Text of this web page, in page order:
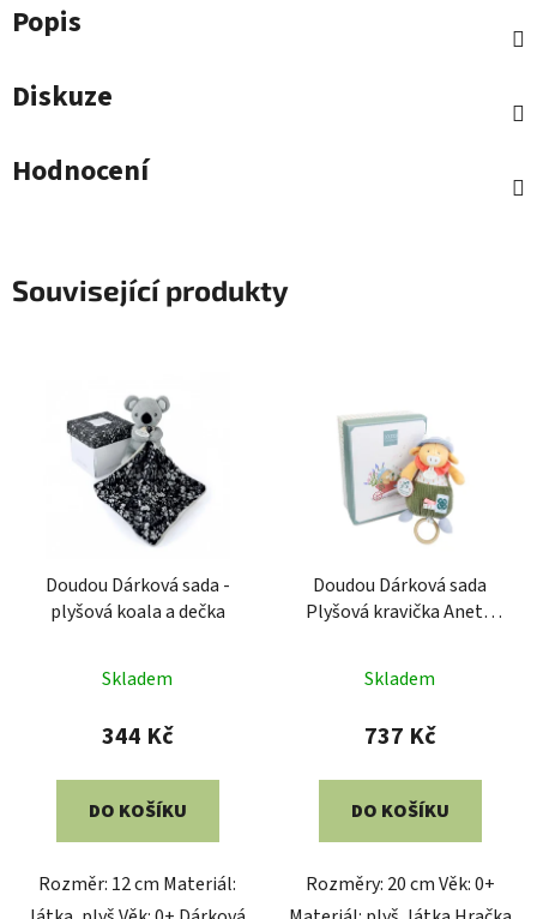
Popis
Diskuze
Hodnocení
Související produkty
Doudou Dárková sada -
plyšová koala a dečka
Skladem
344 Kč
DO KOŠÍKU
Rozměr: 12 cm Materiál:
Doudou Dárková sada
Plyšová kravička Aneth
Skladem
737 Kč
DO KOŠÍKU
Rozměry: 20 cm Věk: 0+